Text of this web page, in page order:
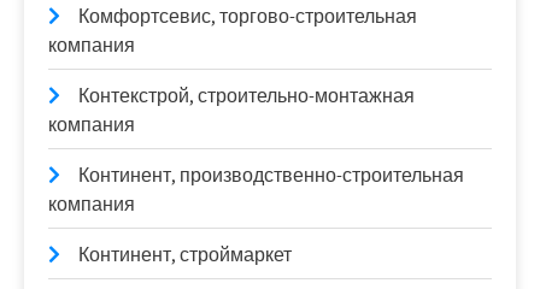
Комфортсевис, торгово-строительная
компания
Контекстрой, строительно-монтажная
компания
Континент, производственно-строительная
компания
Континент, строймаркет